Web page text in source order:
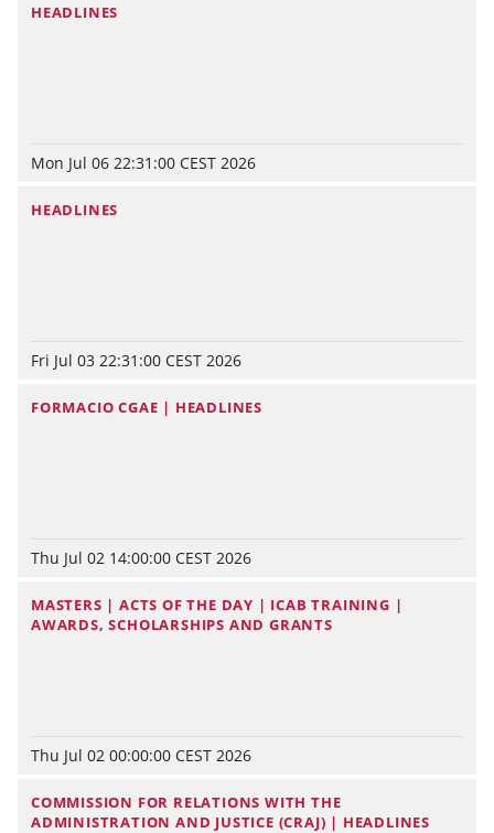
HEADLINES
Mon Jul 06 22:31:00 CEST 2026
HEADLINES
Fri Jul 03 22:31:00 CEST 2026
FORMACIO CGAE | HEADLINES
Thu Jul 02 14:00:00 CEST 2026
MASTERS | ACTS OF THE DAY | ICAB TRAINING |
AWARDS, SCHOLARSHIPS AND GRANTS
Thu Jul 02 00:00:00 CEST 2026
COMMISSION FOR RELATIONS WITH THE
ADMINISTRATION AND JUSTICE (CRAJ) | HEADLINES